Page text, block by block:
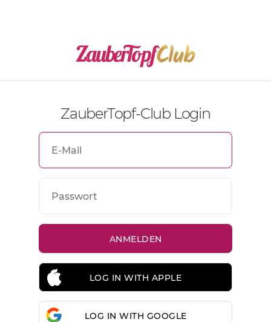
ZauberTopf-Club Login
LOG IN WITH APPLE
LOG IN WITH GOOGLE